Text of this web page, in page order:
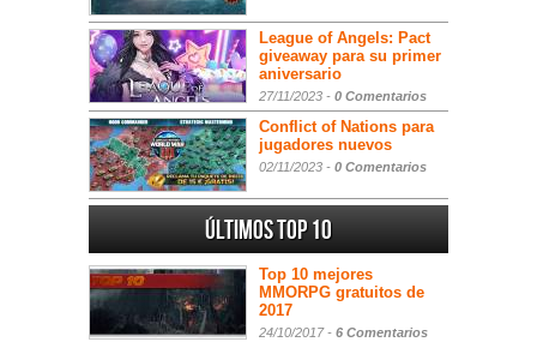
League of Angels: Pact
giveaway para su primer
aniversario
27/11/2023 - 0 Comentarios
Conflict of Nations para
jugadores nuevos
02/11/2023 - 0 Comentarios
Últimos Top 10
Top 10 mejores
MMORPG gratuitos de
2017
24/10/2017 - 6 Comentarios